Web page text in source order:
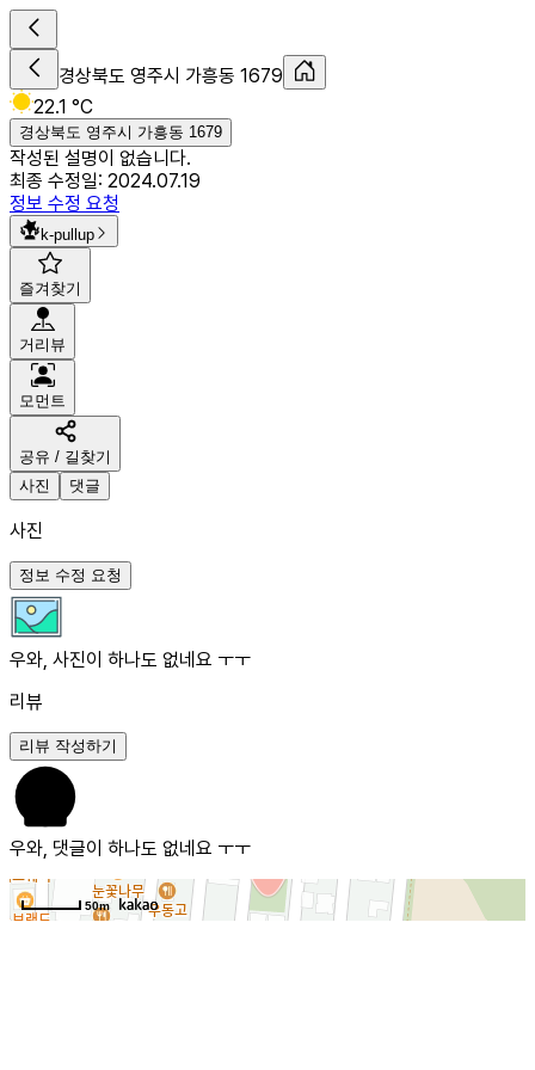
경상북도 영주시 가흥동 1679
22.1 °C
경상북도 영주시 가흥동 1679
작성된 설명이 없습니다.
최종 수정일: 2024.07.19
정보 수정 요청
k-pullup
즐겨찾기
거리뷰
모먼트
공유 / 길찾기
사진
댓글
사진
정보 수정 요청
우와, 사진이 하나도 없네요 ㅜㅜ
리뷰
리뷰 작성하기
우와, 댓글이 하나도 없네요 ㅜㅜ
50m